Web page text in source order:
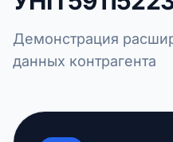
Демонстрация
данных контрагента